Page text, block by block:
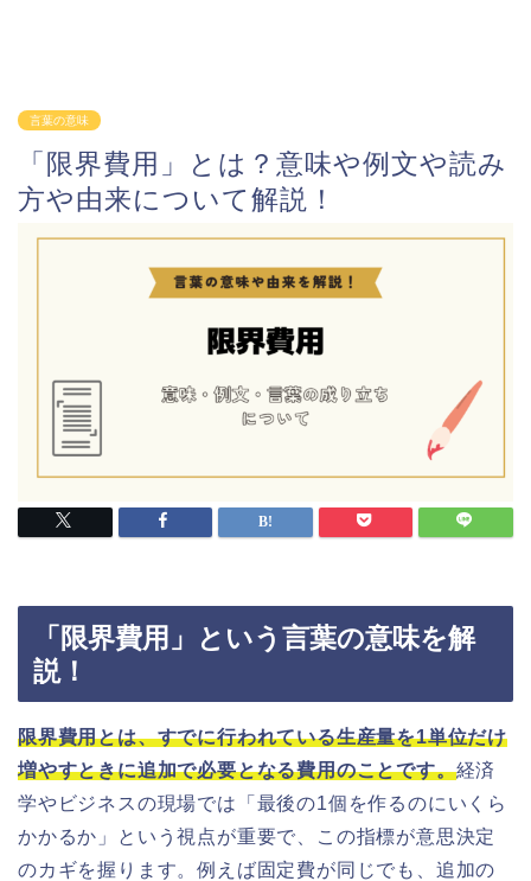
言葉の意味
「限界費用」とは？意味や例文や読み
方や由来について解説！
「限界費用」という言葉の意味を解
説！
限界費用とは、すでに行われている生産量を1単位だけ
増やすときに追加で必要となる費用のことです。経済
学やビジネスの現場では「最後の1個を作るのにいくら
かかるか」という視点が重要で、この指標が意思決定
のカギを握ります。例えば固定費が同じでも、追加の